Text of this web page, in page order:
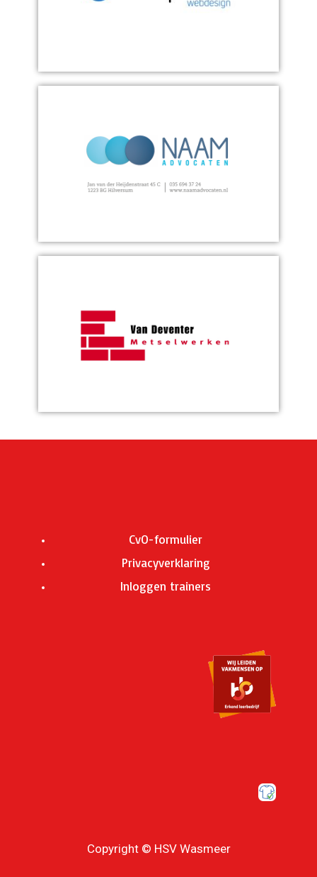
CvO-formulier
Privacyverklaring
Inloggen trainers
Copyright © HSV Wasmeer